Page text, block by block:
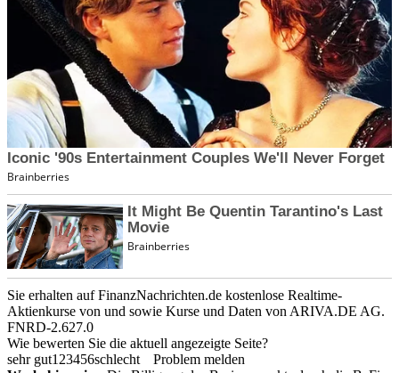
Sie erhalten auf FinanzNachrichten.de kostenlose Realtime-
Aktienkurse von und sowie Kurse und Daten von ARIVA.DE AG.
FNRD-2.627.0
Wie bewerten Sie die aktuell angezeigte Seite?
sehr gut1 23456schlecht
Problem melden